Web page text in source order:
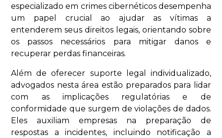
especializado em crimes cibernéticos desempenha
um papel crucial ao ajudar as vítimas a
entenderem seus direitos legais, orientando sobre
os passos necessários para mitigar danos e
recuperar perdas financeiras.
Além de oferecer suporte legal individualizado,
advogados nesta área estão preparados para lidar
com as implicações regulatórias e de
conformidade que surgem de violações de dados.
Eles auxiliam empresas na preparação de
respostas a incidentes, incluindo notificação a